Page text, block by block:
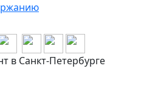
в Санкт-Петербурге